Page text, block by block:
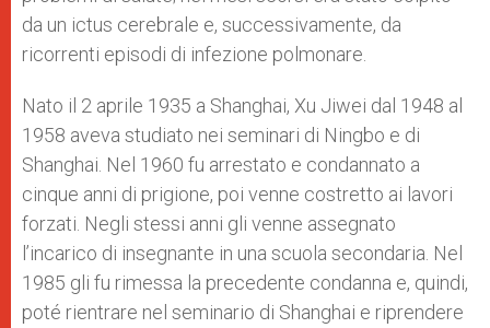
da un ictus cerebrale e, successivamente, da
ricorrenti episodi di infezione polmonare.
Nato il 2 aprile 1935 a Shanghai, Xu Jiwei dal 1948 al
1958 aveva studiato nei seminari di Ningbo e di
Shanghai. Nel 1960 fu arrestato e condannato a
cinque anni di prigione, poi venne costretto ai lavori
forzati. Negli stessi anni gli venne assegnato
l’incarico di insegnante in una scuola secondaria. Nel
1985 gli fu rimessa la precedente condanna e, quindi,
poté rientrare nel seminario di Shanghai e riprendere